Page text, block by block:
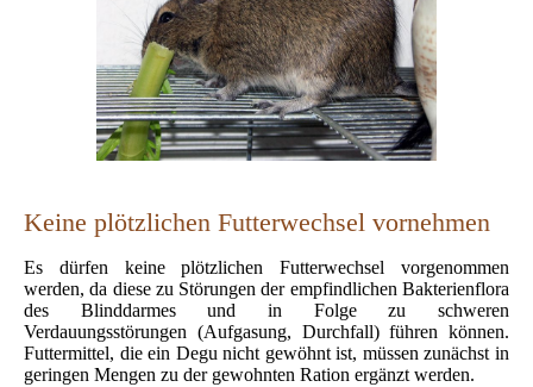
Keine plötzlichen Futterwechsel vornehmen
Es dürfen keine plötzlichen Futterwechsel vorgenommen
werden, da diese zu Störungen der empfindlichen Bakterienflora
des Blinddarmes und in Folge zu schweren
Verdauungsstörungen (Aufgasung, Durchfall) führen können.
Futtermittel, die ein Degu nicht gewöhnt ist, müssen zunächst in
geringen Mengen zu der gewohnten Ration ergänzt werden.